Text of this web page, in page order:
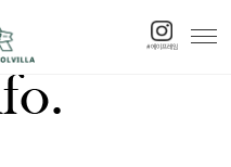
#에이프레임